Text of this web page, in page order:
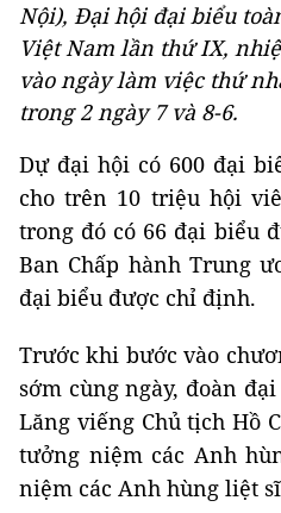
Nội), Đại hội đại biểu
Việt Nam lần thứ IX,
vào ngày làm việc thứ
trong 2 ngày 7 và 8-6.
Dự đại hội có 600 đại
cho trên 10 triệu hội
trong đó có 66 đại biểu
Ban Chấp hành Trung
đại biểu được chỉ định.
Trước khi bước vào
sớm cùng ngày, đoàn
Lăng viếng Chủ tịch Hồ
tưởng niệm các Anh
niệm các Anh hùng liệt